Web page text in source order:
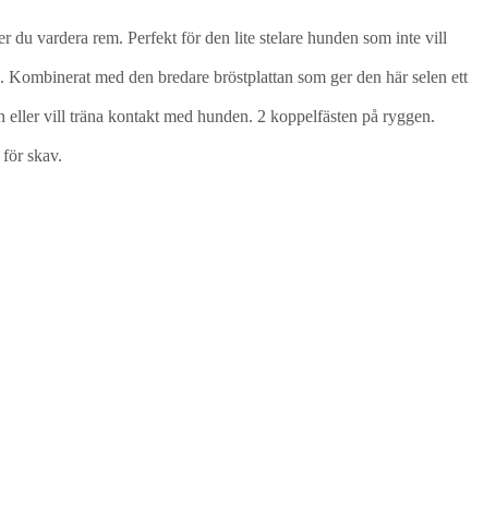
du vardera rem. Perfekt för den lite stelare hunden som inte vill
med den bredare bröstplattan som ger den här selen ett
vill träna kontakt med hunden. 2 koppelfästen på ryggen.
skav.